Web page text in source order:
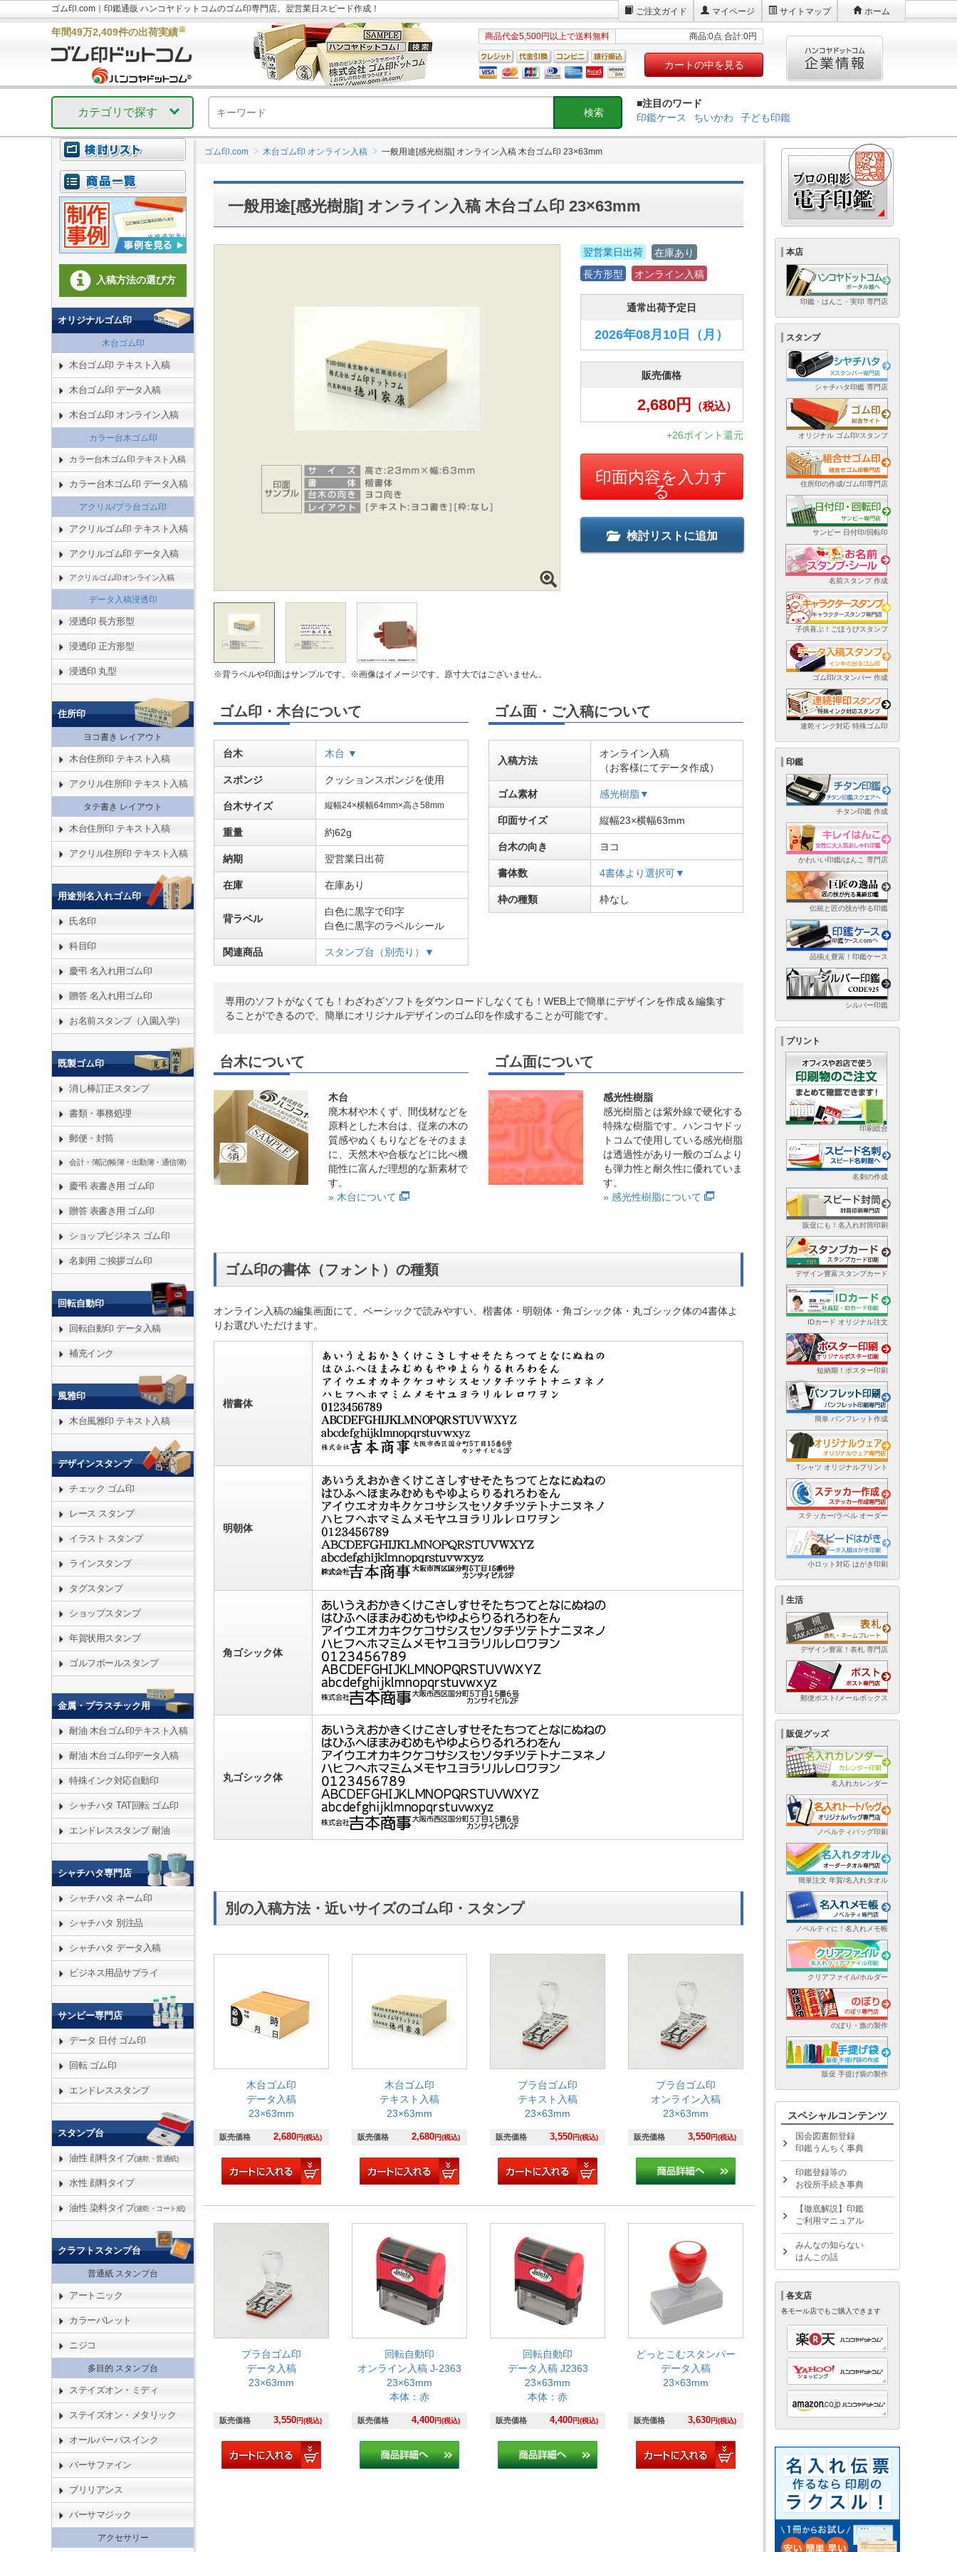
ゴム印.com｜印鑑通販 ハンコヤドットコムのゴム印専門店。翌営業日スピード作成！ ご注文ガイド マイページ サイトマップ ホーム
年間49万2,409件の出荷実績※
商品代金5,500円以上で送料無料 商品:0点 合計:0円
カートの中を見る
カテゴリで探す
■注目のワード
印鑑ケース
ちいかわ 子ども印鑑
ゴム印.com 木台ゴム印 オンライン入稿 一般用途[感光樹脂] オンライン入稿 木台ゴム印 23×63mm
一般用途[感光樹脂] オンライン入稿 木台ゴム印 23×63mm
※背ラベルや印面はサンプルです。※画像はイメージです。原寸大ではございません。
翌営業日出荷
在庫あり
長方形型
オンライン入稿
通常出荷予定日
2026年08月10日 （月）
販売価格
2,680円 （税込）
+26ポイント還元
印面内容を入力す
る
検討リストに追加
ゴム印・木台について
台木 木台 ▼
スポンジ クッションスポンジを使用
台木サイズ 縦幅24×横幅64mm×高さ58mm
重量 約62g
納期 翌営業日出荷
在庫 在庫あり
背ラベル
白色に黒字で印字
白色に黒字のラベルシール
関連商品 スタンプ台（別売り）▼
ゴム面・ご入稿について
入稿方法
オンライン入稿
（お客様にてデータ作成）
ゴム素材 感光樹脂▼
印面サイズ 縦幅23×横幅63mm
台木の向き ヨコ
書体数 4書体より選択可▼
枠の種類 枠なし
専用のソフトがなくても！わざわざソフトをダウンロードしなくても！WEB上で簡単にデザインを作成＆編集す
ることができるので、簡単にオリジナルデザインのゴム印を作成することが可能です。
台木について
木台
廃木材や木くず、間伐材などを
原料とした木台は、従来の木の
質感やぬくもりなどをそのまま
に、天然木や合板などに比べ機
能性に富んだ理想的な新素材で
す。
» 木台について
ゴム面について
感光性樹脂
感光樹脂とは紫外線で硬化する
特殊な樹脂です。ハンコヤドッ
トコムで使用している感光樹脂
は透過性があり一般のゴムより
も弾力性と耐久性に優れていま
す。
» 感光性樹脂について
ゴム印の書体（フォント）の種類
オンライン入稿の編集画面にて、ベーシックで読みやすい、楷書体・明朝体・角ゴシック体・丸ゴシック体の4書体よ
りお選びいただけます。
楷書体
明朝体
角ゴシック体
丸ゴシック体
別の入稿方法・近いサイズのゴム印・スタンプ
木台ゴム印
データ入稿
23×63mm
販売価格 2,680円(税込)
木台ゴム印
テキスト入稿
23×63mm
販売価格 2,680円(税込)
プラ台ゴム印
テキスト入稿
23×63mm
販売価格 3,550円(税込)
プラ台ゴム印
オンライン入稿
23×63mm
販売価格 3,550円(税込)
プラ台ゴム印
データ入稿
23×63mm
販売価格 3,550円(税込)
回転自動印
オンライン入稿 J-2363
23×63mm
本体：赤
販売価格 4,400円(税込)
回転自動印
データ入稿 J2363
23×63mm
本体：赤
販売価格 4,400円(税込)
どっとこむスタンパー
データ入稿
23×63mm
販売価格 3,630円(税込)
入稿方法の選び方
オリジナルゴム印
木台ゴム印
木台ゴム印 テキスト入稿
木台ゴム印 データ入稿
木台ゴム印 オンライン入稿
カラー台木ゴム印
カラー台木ゴム印 テキスト入稿
カラー台木ゴム印 データ入稿
アクリル/プラ台ゴム印
アクリルゴム印 テキスト入稿
アクリルゴム印 データ入稿
アクリルゴム印オンライン入稿
データ入稿浸透印
浸透印 長方形型
浸透印 正方形型
浸透印 丸型
住所印
ヨコ書き レイアウト
木台住所印 テキスト入稿
アクリル住所印 テキスト入稿
タテ書き レイアウト
木台住所印 テキスト入稿
アクリル住所印 テキスト入稿
用途別名入れゴム印
氏名印
科目印
慶弔 名入れ用ゴム印
贈答 名入れ用ゴム印
お名前スタンプ（入園入学）
既製ゴム印
消し棒訂正スタンプ
書類・事務処理
郵便・封筒
会計・簿記(帳簿・出勤簿・通信簿)
慶弔 表書き用 ゴム印
贈答 表書き用 ゴム印
ショップビジネス ゴム印
名刺用 ご挨拶ゴム印
回転自動印
回転自動印 データ入稿
補充インク
風雅印
木台風雅印 テキスト入稿
デザインスタンプ
チェック ゴム印
レース スタンプ
イラスト スタンプ
ラインスタンプ
タグスタンプ
ショップスタンプ
年賀状用スタンプ
ゴルフボールスタンプ
金属・プラスチック用
耐油 木台ゴム印テキスト入稿
耐油 木台ゴム印データ入稿
特殊インク対応自動印
シャチハタ TAT回転 ゴム印
エンドレススタンプ 耐油
シャチハタ専門店
シャチハタ ネーム印
シャチハタ 別注品
シャチハタ データ入稿
ビジネス用品サプライ
サンビー専門店
データ 日付 ゴム印
回転 ゴム印
エンドレススタンプ
スタンプ台
油性 顔料タイプ(速乾・普通紙)
水性 顔料タイプ
油性 染料タイプ(速乾・コート紙)
クラフトスタンプ台
普通紙 スタンプ台
アートニック
カラーパレット
ニジコ
多目的 スタンプ台
ステイズオン・ミディ
ステイズオン・メタリック
オールパーパスインク
バーサファイン
ブリリアンス
バーサマジック
アクセサリー
本店
印鑑・はんこ・実印 専門店
スタンプ
シャチハタ印鑑 専門店
オリジナル ゴム印/スタンプ
住所印の作成/ゴム印専門店
サンビー 日付印/回転印
名前スタンプ 作成
子供喜ぶ！ごほうびスタンプ
ゴム印/スタンパー 作成
速乾インク対応 特殊ゴム印
印鑑
チタン印鑑 作成
かわいい印鑑/はんこ 専門店
伝統と匠の技が作る印鑑
品揃え豊富！印鑑ケース
シルバー印鑑
プリント
印刷総合
名刺の作成
販促にも！名入れ封筒印刷
デザイン豊富スタンプカード
IDカード オリジナル注文
短納期！ポスター印刷
簡単 パンフレット作成
Tシャツ オリジナルプリント
ステッカー/ラベル オーダー
小ロット対応 はがき印刷
生活
デザイン豊富！表札 専門店
郵便ポスト/メールボックス
販促グッズ
名入れカレンダー
ノベルティバッグ印刷
簡単注文 年賀/名入れタオル
ノベルティに！名入れメモ帳
クリアファイル/ホルダー
のぼり・旗の製作
販促 手提げ袋の製作
スペシャルコンテンツ
国会図書館登録
印鑑うんちく事典
印鑑登録等の
お役所手続き事典
【徹底解説】印鑑
ご利用マニュアル
みんなの知らない
はんこの話
各支店
各モール店でもご購入できます